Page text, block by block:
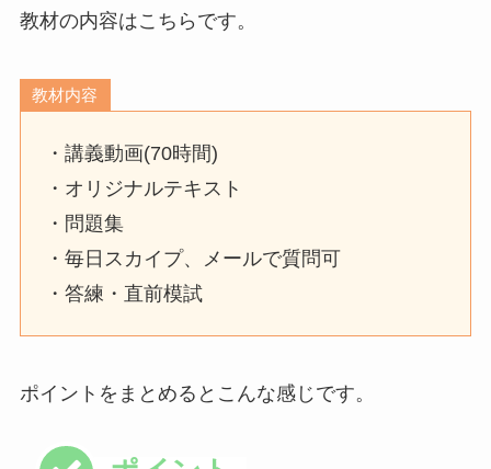
教材の内容はこちらです。
教材内容
・講義動画(70時間)
・オリジナルテキスト
・問題集
・毎日スカイプ、メールで質問可
・答練・直前模試
ポイントをまとめるとこんな感じです。